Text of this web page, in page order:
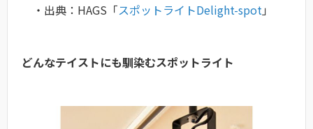
・出典：HAGS「スポットライトDelight-spot 」
どんなテイストにも馴染むスポットライト